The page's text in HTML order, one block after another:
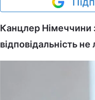
Канцлер Німеччини
відповідальність